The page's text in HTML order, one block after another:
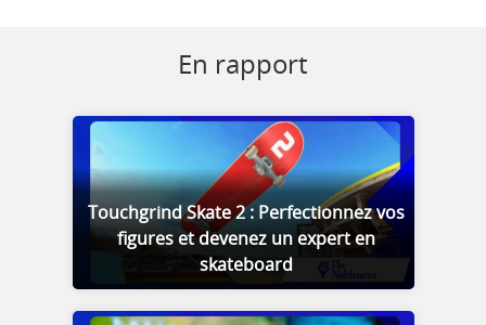
En rapport
Touchgrind Skate 2 : Perfectionnez vos
figures et devenez un expert en
skateboard